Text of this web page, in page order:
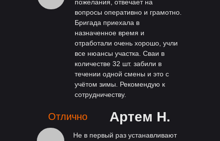
пожелания, отвечает на
вопросы оперативно и грамотно.
Бригада приехала в
назначенное время и
отработали очень хорошо, учли
все нюансы участка. Сваи в
количестве 32 шт. забили в
течении одной смены и это с
учётом зимы. Рекомендую к
сотрудничеству.
Артем Н.
Отлично
Не в первый раз устанавливают